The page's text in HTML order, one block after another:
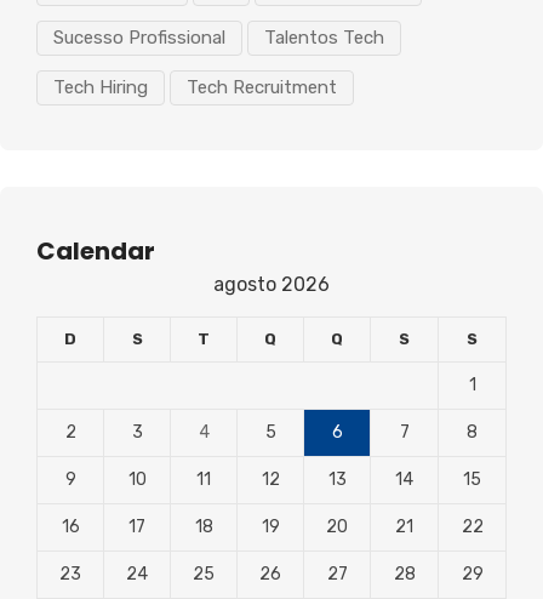
Sucesso Profissional Talentos Tech
Tech Hiring Tech Recruitment
Calendar
agosto 2026
D S T Q Q S S
1
2 3 4 5 6 7 8
9 10 11 12 13 14 15
16 17 18 19 20 21 22
23 24 25 26 27 28 29